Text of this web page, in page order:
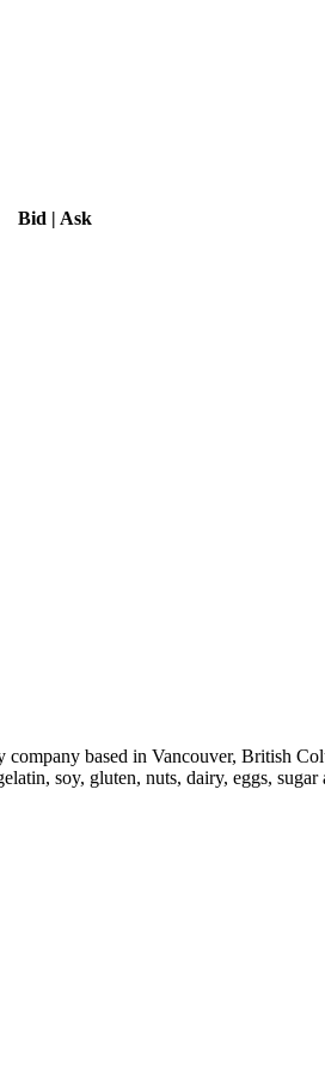
Bid | Ask
based in Vancouver, British
soy, gluten, nuts, dairy, eggs,